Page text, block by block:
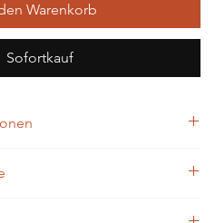
Warenkorb
Sofortkauf